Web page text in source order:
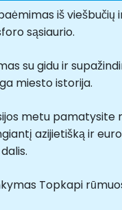
iš viešbučių
sąsiaurio.
su gidu ir
miesto istorija.
metu pamatysite
azijietišką ir
Topkapi